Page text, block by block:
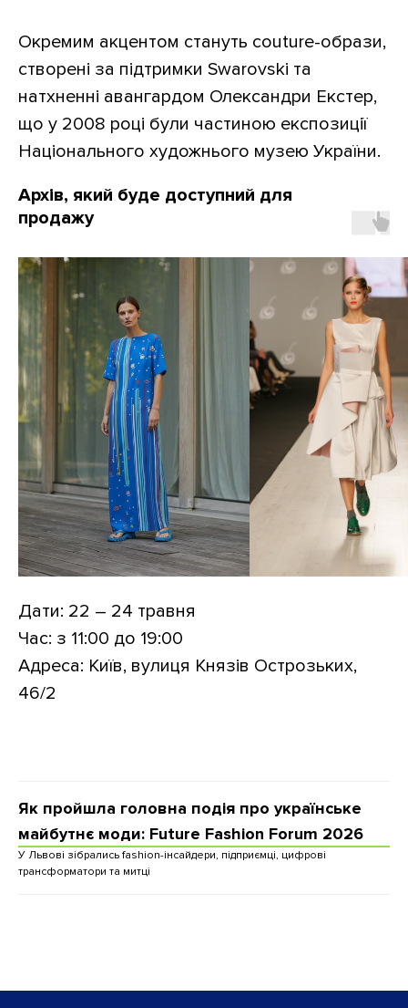
Окремим акцентом стануть couture-образи,
створені за підтримки Swarovski та
натхненні авангардом Олександри Екстер,
що у 2008 році були частиною експозиції
Національного художнього музею України.
Архів, який буде доступний для
продажу
Дати: 22 – 24 травня
Час: з 11:00 до 19:00
Адреса: Київ, вулиця Князів Острозьких,
46/2
Як пройшла головна подія про українське
майбутнє моди: Future Fashion Forum 2026
У Львові зібрались fashion-інсайдери, підприємці, цифрові
трансформатори та митці
#СТИЛЬ_НОВОГО_ЖИТТЯ